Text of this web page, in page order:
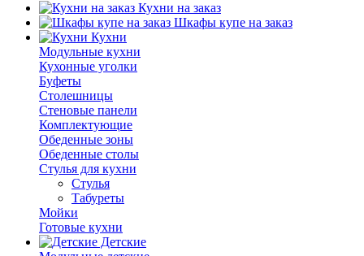
Кухни на заказ
Шкафы купе на заказ
Кухни
Модульные кухни
Кухонные уголки
Буфеты
Столешницы
Стеновые панели
Комплектующие
Обеденные зоны
Обеденные столы
Стулья для кухни
Cтулья
Табуреты
Мойки
Готовые кухни
Детские